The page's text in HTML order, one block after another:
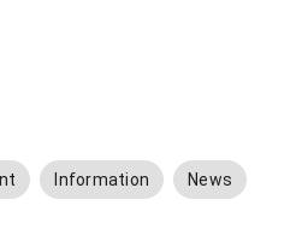
Information News